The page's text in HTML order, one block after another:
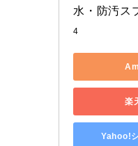
水・防汚ス
4
楽
Yahoo!